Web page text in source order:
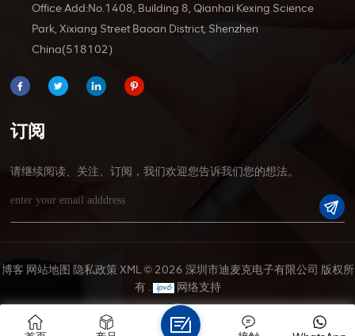
Office Add:No.1408, Building 8, Qianhai Kexing Science
Park, Xixiang Street Baoan District, Shenzhen
China(518102)
订阅
请继续阅读、关注、订阅，我们欢迎您告诉我们您的想法。
博客 网站地图 隐私政策 XML© 2026 深圳市迪麦克电子有限公司 版权所
有 .
网络支持